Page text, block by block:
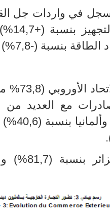
في واردات جل
منها المواد
الطاقة بنسبة (-
7,8%)
الأوروبي (73,8
%
مع العديد من
بنسبة (40,6 (%
.
بنسبة (81,7
%
)